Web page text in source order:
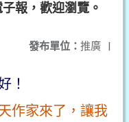
報，歡迎瀏覽。
發布單位： 推廣 |
！
作家來了，讓我